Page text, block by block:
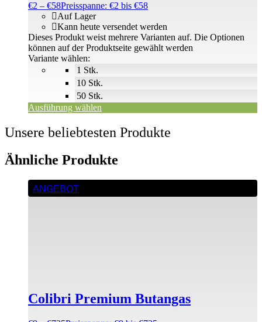
€2 – €58Preisspanne: €2 bis €58
1 Stk.
10 Stk.
50 Stk.
Auf Lager
Kann heute versendet werden
Variante wählen:
Ausführung wählen
Dieses Produkt weist mehrere Varianten auf. Die Optionen
können auf der Produktseite gewählt werden
Unsere beliebtesten Produkte
Ähnliche Produkte
ANGEBOT
Colibri Premium Butangas